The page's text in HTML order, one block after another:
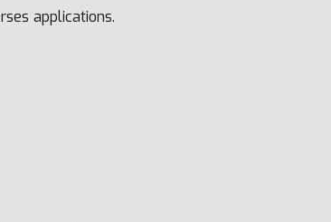
applications.